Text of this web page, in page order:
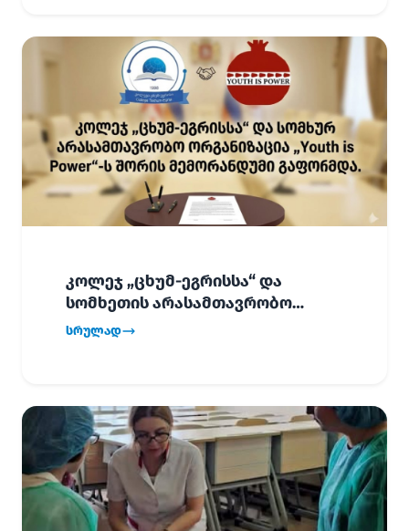
კოლეჯ „ცხუმ-ეგრისსა“ და
სომხეთის არასამთავრობო
ორგანიზაცია „Youth is Power“-ს
სრულად